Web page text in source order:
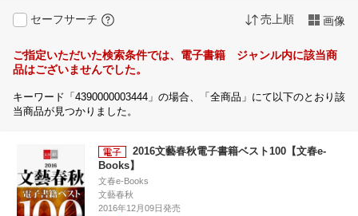
セーフサーチ 売上順 画像
ご指定いただいた検索条件では、電子書籍 ジャンル内に該当商
品はございませんでした。
キーワード「4390000003444」の場合、「全商品」にて以下のとおり該
当商品が見つかりました。
2016文藝春秋電子書籍ベスト100【文春e-
Books】
文春e-Books
文藝春秋
2016年12月09日発売